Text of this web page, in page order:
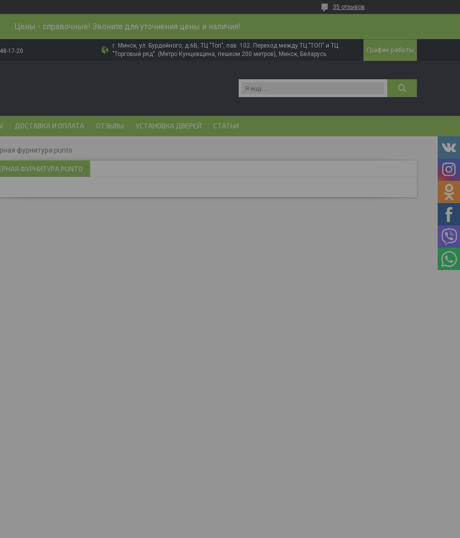
35 отзывов
Цены - справочные! Звоните для уточнения цены и наличия!
17-20
г. Минск, ул. Бурдейного, д.6В, ТЦ "Топ", пав. 102. Переход между ТЦ "ТОП" и ТЦ
"Торговый ряд". (Метро Кунцевщина, пешком 200 метров), Минск, Беларусь
График работы
ДОСТАВКА И ОПЛАТА ОТЗЫВЫ УСТАНОВКА ДВЕРЕЙ СТАТЬИ
фурнитура punto
ФУРНИТУРА PUNTO